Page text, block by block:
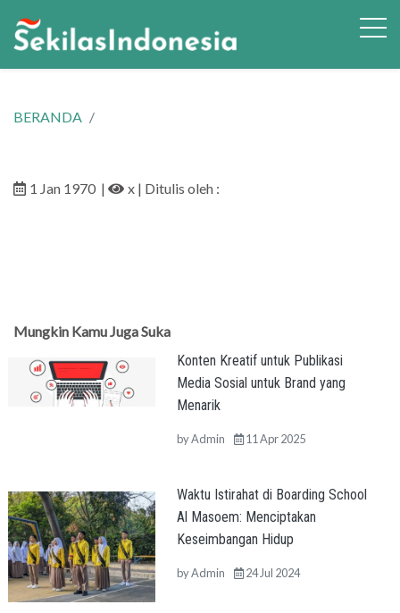
BERANDA
1 Jan 1970 | x | Ditulis oleh :
Mungkin Kamu Juga Suka
Konten Kreatif untuk Publikasi
Media Sosial untuk Brand yang
Menarik
byAdmin 11 Apr 2025
Waktu Istirahat di Boarding School
Al Masoem: Menciptakan
Keseimbangan Hidup
byAdmin 24 Jul 2024